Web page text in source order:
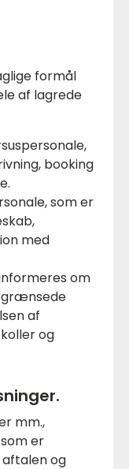
formål
af lagrede
booking
som er
med
om
af
og
mm.,
er
og